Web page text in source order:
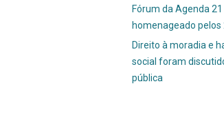
Fórum da Agenda
homenageado
Direito à moradia e
social foram
pública